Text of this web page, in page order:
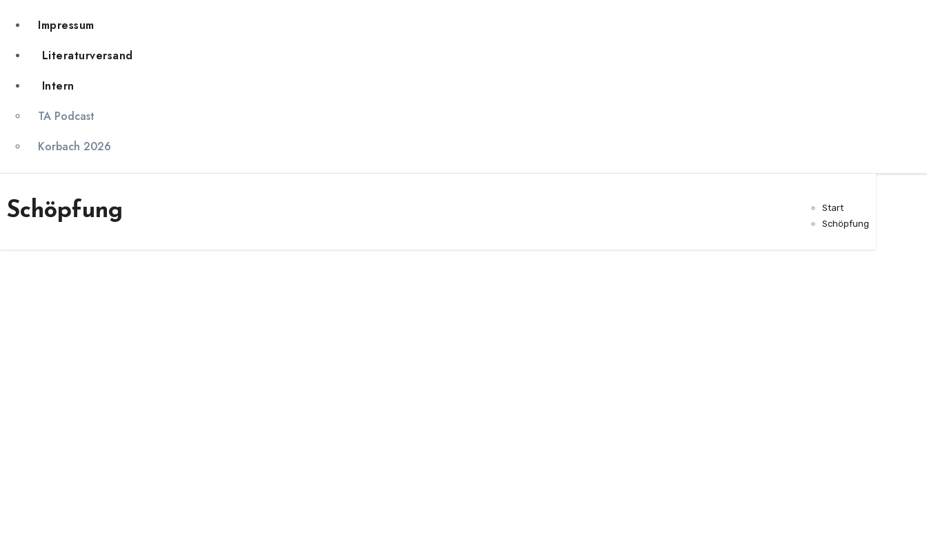
Impressum
Literaturversand
Intern
TA Podcast
Korbach 2026
Schöpfung
Start
Schöpfung